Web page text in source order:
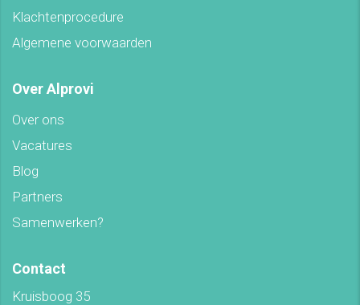
Klachtenprocedure
Algemene voorwaarden
Over Alprovi
Over ons
Vacatures
Blog
Partners
Samenwerken?
Contact
Kruisboog 35